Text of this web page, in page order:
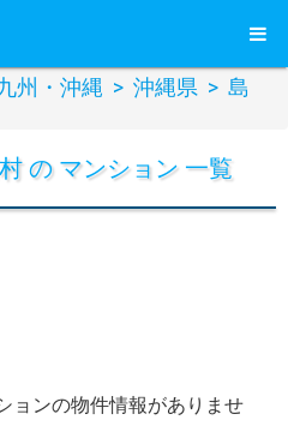
州・沖縄 > 沖縄県 > 島
の マンション 一覧
ョンの物件情報がありませ